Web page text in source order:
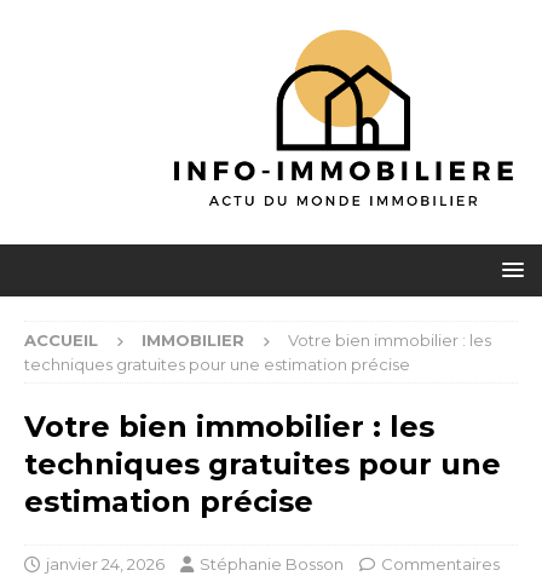
ACCUEIL IMMOBILIER
Votre bien immobilier : les
techniques gratuites pour une estimation précise
Votre bien immobilier : les
techniques gratuites pour une
estimation précise
janvier 24, 2026 Stéphanie Bosson
Commentaires